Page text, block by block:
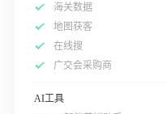
海关数据
地图获客
在线搜
广交会采购商
AI工具